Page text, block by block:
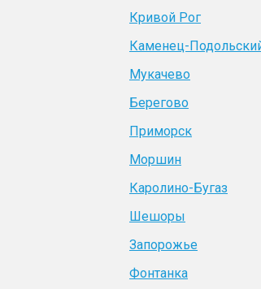
Кривой Рог
Каменец-
Мукачево
Берегово
Приморск
Моршин
Каролино-Бугаз
Шешоры
Запорожье
Фонтанка